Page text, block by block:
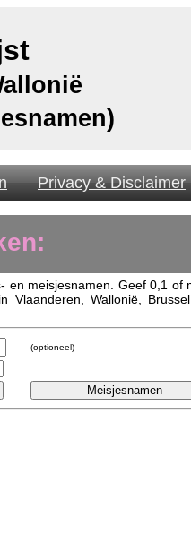
Privacy & Disclaimer
en meisjesnamen. Geef 0,1 of
Vlaanderen, Wallonië,
(optioneel)